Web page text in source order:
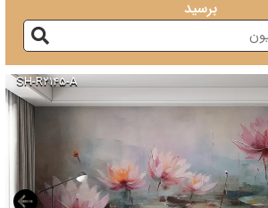
برسید
SH-R۲۱۴۵-A